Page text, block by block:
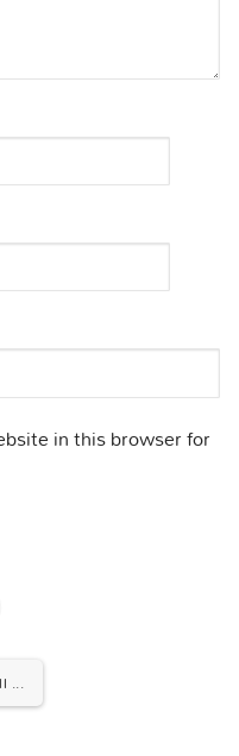
in this browser for
...